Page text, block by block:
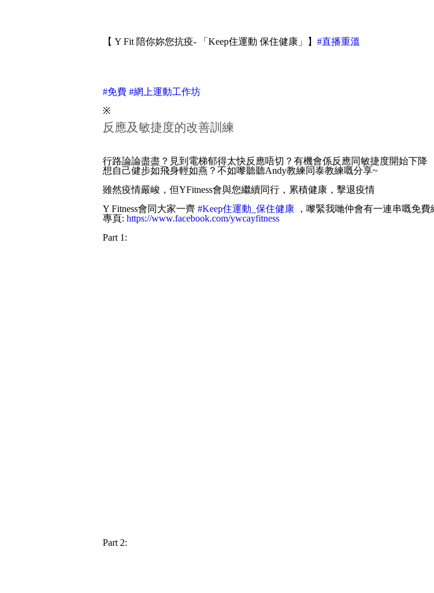
【 Y Fit 陪你妳您抗疫- 「Keep住運動 保住健康」】 #直播重溫
#免費 #網上運動工作坊
※
反應及敏捷度的改善訓練
行路論論盡盡？見到電梯郁得太快反應唔切？有機會係反應同敏捷度開始下降
想自己健步如飛身輕如燕？不如嚟聽聽Andy教練同泰教練嘅分享~
雖然疫情嚴峻，但YFitness會與您繼續同行，累積健康，擊退疫情
Y Fitness會同大家一齊 #Keep住運動_保住健康 ，嚟緊我哋仲會有一連串嘅免
專頁: https://www.facebook.com/ywcayfitness
Part 1:
Part 2: